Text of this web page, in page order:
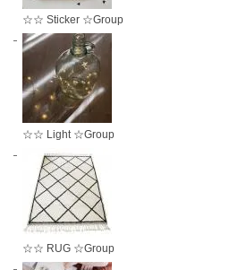
☆☆ Sticker ☆Group
☆☆ Light ☆Group
☆☆ RUG ☆Group